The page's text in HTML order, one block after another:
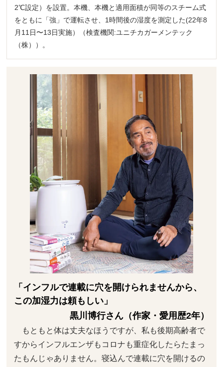
2℃設定）を設置。本機、本機と適用面積が同等のスチーム式
をともに「強」で運転させ、1時間後の湿度を測定した(22年8
月11日〜13日実施）（検査機関:ユニチカガーメンテック
（株））。
「インフルで連載に穴を開けられませんから、
この加湿力は頼もしい」
黒川博行さん（作家・愛用歴2年）
もともと体は丈夫なほうですが、私も後期高齢者で
すからインフルエンザもコロナも重症化したらたまっ
たもんじゃありません。寝込んで連載に穴を開けるの